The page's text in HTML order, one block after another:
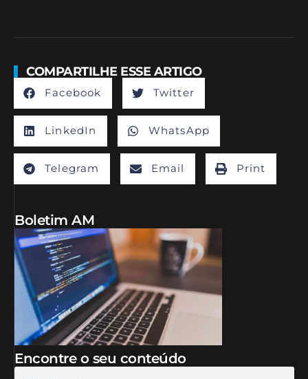
COMPARTILHE ESSE ARTIGO
Facebook Twitter
LinkedIn WhatsApp
Telegram Email Print
Boletim AM
Encontre o seu conteúdo